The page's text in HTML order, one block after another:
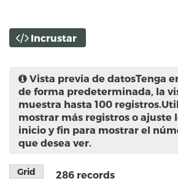
Incrustar
Vista previa de datosTenga
de forma predeterminada, la
muestra hasta 100
mostrar más registros o ajuste
inicio y fin para mostrar el
que desea ver.
Grid 286 records